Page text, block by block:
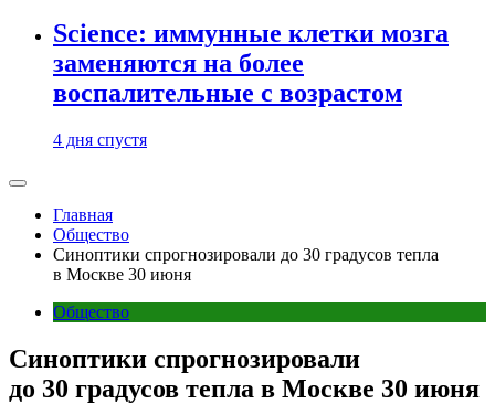
Science: иммунные клетки мозга
заменяются на более
воспалительные с возрастом
4 дня спустя
Главная
Общество
Синоптики спрогнозировали до 30 градусов тепла
в Москве 30 июня
Общество
Синоптики спрогнозировали
до 30 градусов тепла в Москве 30 июня